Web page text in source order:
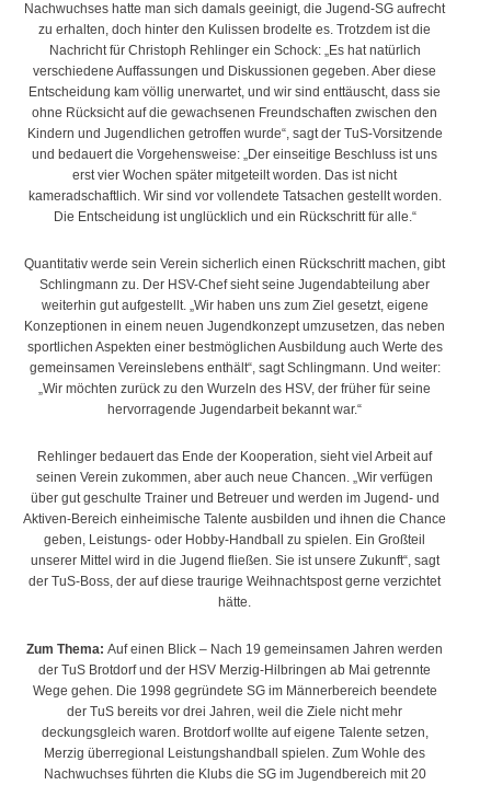
Nachwuchses hatte man sich damals geeinigt, die Jugend-SG aufrecht
zu erhalten, doch hinter den Kulissen brodelte es. Trotzdem ist die
Nachricht für Christoph Rehlinger ein Schock: „Es hat natürlich
verschiedene Auffassungen und Diskussionen gegeben. Aber diese
Entscheidung kam völlig unerwartet, und wir sind enttäuscht, dass sie
ohne Rücksicht auf die gewachsenen Freundschaften zwischen den
Kindern und Jugendlichen getroffen wurde“, sagt der TuS-Vorsitzende
und bedauert die Vorgehensweise: „Der einseitige Beschluss ist uns
erst vier Wochen später mitgeteilt worden. Das ist nicht
kameradschaftlich. Wir sind vor vollendete Tatsachen gestellt worden.
Die Entscheidung ist unglücklich und ein Rückschritt für alle.“
Quantitativ werde sein Verein sicherlich einen Rückschritt machen, gibt
Schlingmann zu. Der HSV-Chef sieht seine Jugendabteilung aber
weiterhin gut aufgestellt. „Wir haben uns zum Ziel gesetzt, eigene
Konzeptionen in einem neuen Jugendkonzept umzusetzen, das neben
sportlichen Aspekten einer bestmöglichen Ausbildung auch Werte des
gemeinsamen Vereinslebens enthält“, sagt Schlingmann. Und weiter:
„Wir möchten zurück zu den Wurzeln des HSV, der früher für seine
hervorragende Jugendarbeit bekannt war.“
Rehlinger bedauert das Ende der Kooperation, sieht viel Arbeit auf
seinen Verein zukommen, aber auch neue Chancen. „Wir verfügen
über gut geschulte Trainer und Betreuer und werden im Jugend- und
Aktiven-Bereich einheimische Talente ausbilden und ihnen die Chance
geben, Leistungs- oder Hobby-Handball zu spielen. Ein Großteil
unserer Mittel wird in die Jugend fließen. Sie ist unsere Zukunft“, sagt
der TuS-Boss, der auf diese traurige Weihnachtspost gerne verzichtet
hätte.
Zum Thema: Auf einen Blick – Nach 19 gemeinsamen Jahren werden
der TuS Brotdorf und der HSV Merzig-Hilbringen ab Mai getrennte
Wege gehen. Die 1998 gegründete SG im Männerbereich beendete
der TuS bereits vor drei Jahren, weil die Ziele nicht mehr
deckungsgleich waren. Brotdorf wollte auf eigene Talente setzen,
Merzig überregional Leistungshandball spielen. Zum Wohle des
Nachwuchses führten die Klubs die SG im Jugendbereich mit 20